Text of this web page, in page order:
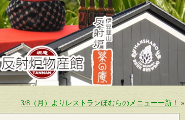
3/8（月）よりレストランほむらのメニュー一新！ »